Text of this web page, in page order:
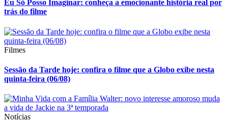
Eu Só Posso Imaginar: conheça a emocionante história real por
trás do filme
Filmes
Sessão da Tarde hoje: confira o filme que a Globo exibe nesta
quinta-feira (06/08)
Notícias